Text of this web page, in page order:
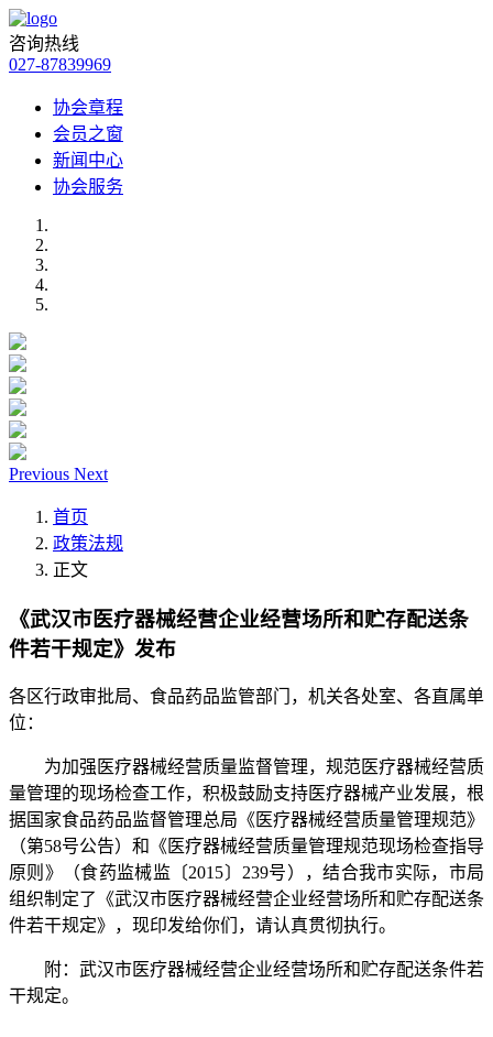
咨询热线
027-87839969
协会章程
会员之窗
新闻中心
协会服务
Previous Next
首页
政策法规
正文
《武汉市医疗器械经营企业经营场所和贮存配送条
件若干规定》发布
各区行政审批局、食品药品监管部门，机关各处室、各直属单
位：
为加强医疗器械经营质量监督管理，规范医疗器械经营质
量管理的现场检查工作，积极鼓励支持医疗器械产业发展，根
据国家食品药品监督管理总局《医疗器械经营质量管理规范》
（第58号公告）和《医疗器械经营质量管理规范现场检查指导
原则》（食药监械监〔2015〕239号），结合我市实际，市局
组织制定了《武汉市医疗器械经营企业经营场所和贮存配送条
件若干规定》，现印发给你们，请认真贯彻执行。
附：武汉市医疗器械经营企业经营场所和贮存配送条件若
干规定。